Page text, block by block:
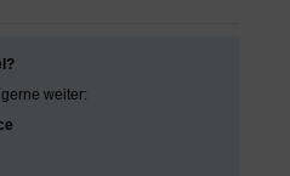
weiter: